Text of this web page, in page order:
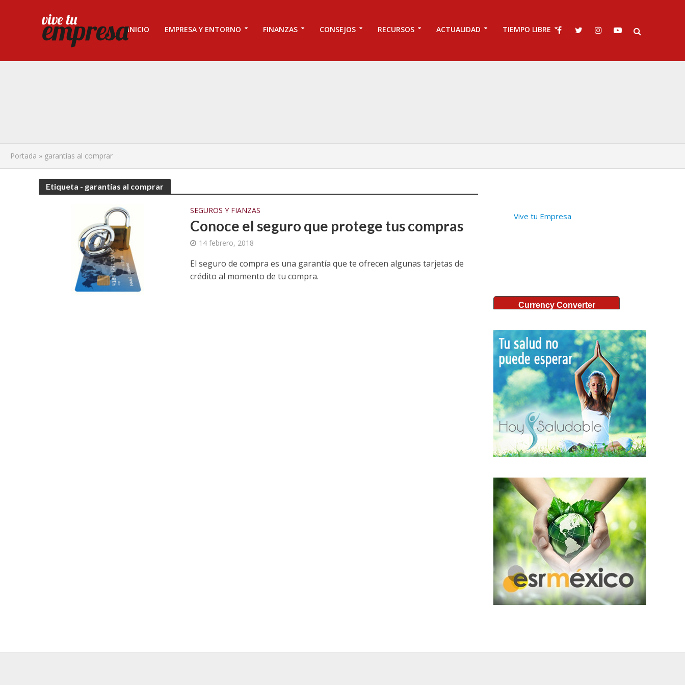
INICIO EMPRESA Y ENTORNO FINANZAS CONSEJOS RECURSOS ACTUALIDAD TIEMPO LIBRE
Portada » garantías al comprar
Etiqueta - garantías al comprar
SEGUROS Y FIANZAS
Conoce el seguro que protege tus compras
14 febrero, 2018
El seguro de compra es una garantía que te ofrecen algunas tarjetas de
crédito al momento de tu compra.
Vive tu Empresa
Currency Converter